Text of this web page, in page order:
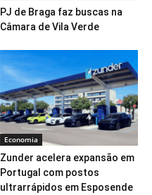
PJ de Braga faz buscas na
Câmara de Vila Verde
Economia
Zunder acelera expansão em
Portugal com postos
ultrarrápidos em Esposende